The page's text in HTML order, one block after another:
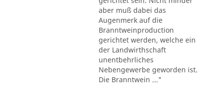
aber muß dabei das
Augenmerk auf die
Branntweinproduction
gerichtet werden, welche ein
der Landwirthschaft
unentbehrliches
Nebengewerbe geworden ist.
Die Branntwein ..."